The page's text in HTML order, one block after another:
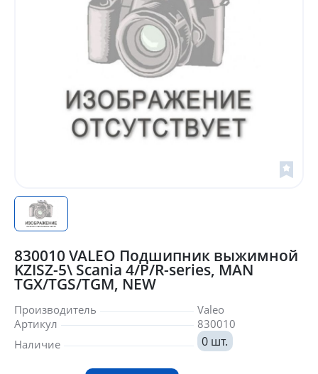
830010 VALEO Подшипник выжимной
KZISZ-5\ Scania 4/P/R-series, MAN
TGX/TGS/TGM, NEW
Производитель
Valeo
Артикул
830010
Наличие
0 шт.